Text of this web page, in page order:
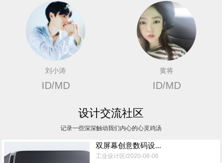
刘小涛
ID/MD
黄将
ID/MD
设计交流社区
记录一些深深触动我们内心的心灵鸡汤
双屏幕创意数码设...
工业设计区/2020-08-06